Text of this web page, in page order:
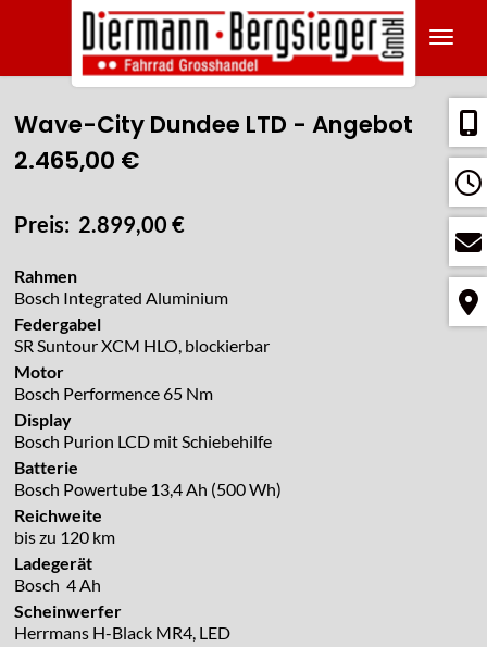
Wave-CityDundee LTD - Angebot
2.465,00 €
Preis: 2.899,00 €
Rahmen
Bosch Integrated Aluminium
Federgabel
SR Suntour XCM HLO, blockierbar
Motor
Bosch Performence 65 Nm
Display
Bosch Purion LCD mit Schiebehilfe
Batterie
Bosch Powertube 13,4 Ah (500 Wh)
Reichweite
bis zu 120 km
Ladegerät
Bosch 4 Ah
Scheinwerfer
Herrmans H-Black MR4, LED